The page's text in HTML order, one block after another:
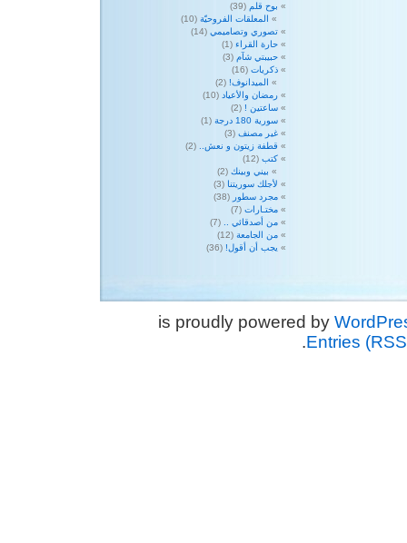
بوح قلم (39)
المعلقات الفروحيّة (10)
تصوري وتصاميمي (14)
حارة القراء (1)
حبيبتي شآم (3)
ذكريات (16)
الميدانوف! (2)
رمضان والأعياد (10)
ساعتين ! (2)
سورية 180 درجة
(1)
غير مصنف (3)
قطفة زيتون و نعش..
(2)
كتب (12)
بيني وبينك (2)
لأجلك سوريتنا (3)
مجرد سطور (38)
مختـارات (7)
من أصدقائي ..
(7)
من الجامعة (12)
يجب أن أقول! (36)
Entries
.